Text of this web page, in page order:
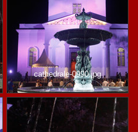
cathedrale-0990.jpg